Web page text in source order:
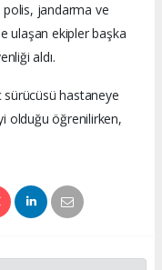
polis, jandarma ve
ulaşan ekipler başka
aldı.
sürücüsü hastaneye
olduğu öğrenilirken,